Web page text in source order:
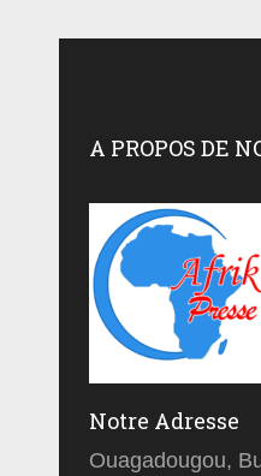
A PROPOS DE
Notre Adresse
Ouagadougou,